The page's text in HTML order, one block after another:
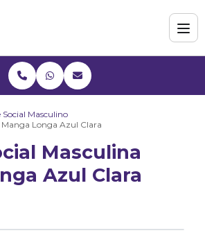
Masculino
Longa Azul Clara
Masculina
Azul Clara